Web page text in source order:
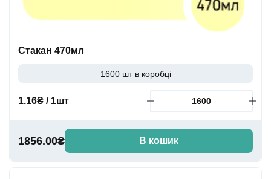
Стакан 470мл
1600 шт в коробці
1.16₴ / 1шт
1856.00₴ В кошик